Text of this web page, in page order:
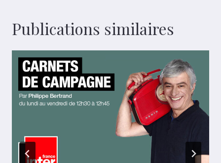
Publications similaires